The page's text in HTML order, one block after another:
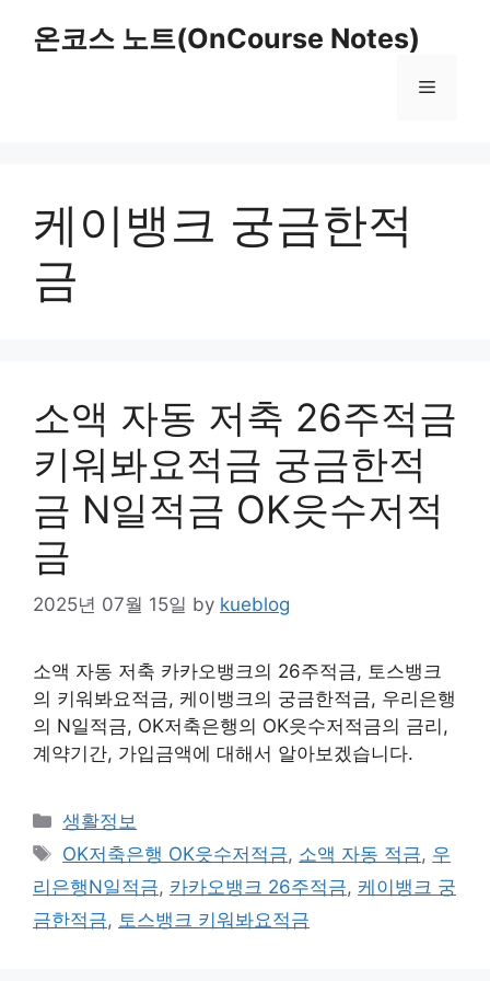
온코스 노트(OnCourse Notes)
Menu
케이뱅크 궁금한적
금
소액 자동 저축 26주적금
키워봐요적금 궁금한적
금 N일적금 OK읏수저적
금
2025년 07월 15일 by kueblog
소액 자동 저축 카카오뱅크의 26주적금, 토스뱅크
의 키워봐요적금, 케이뱅크의 궁금한적금, 우리은행
의 N일적금, OK저축은행의 OK읏수저적금의 금리,
계약기간, 가입금액에 대해서 알아보겠습니다.
Categories
생활정보
Tags
OK저축은행 OK읏수저적금, 소액 자동 적금, 우
리은행N일적금, 카카오뱅크 26주적금, 케이뱅크 궁
금한적금, 토스뱅크 키워봐요적금